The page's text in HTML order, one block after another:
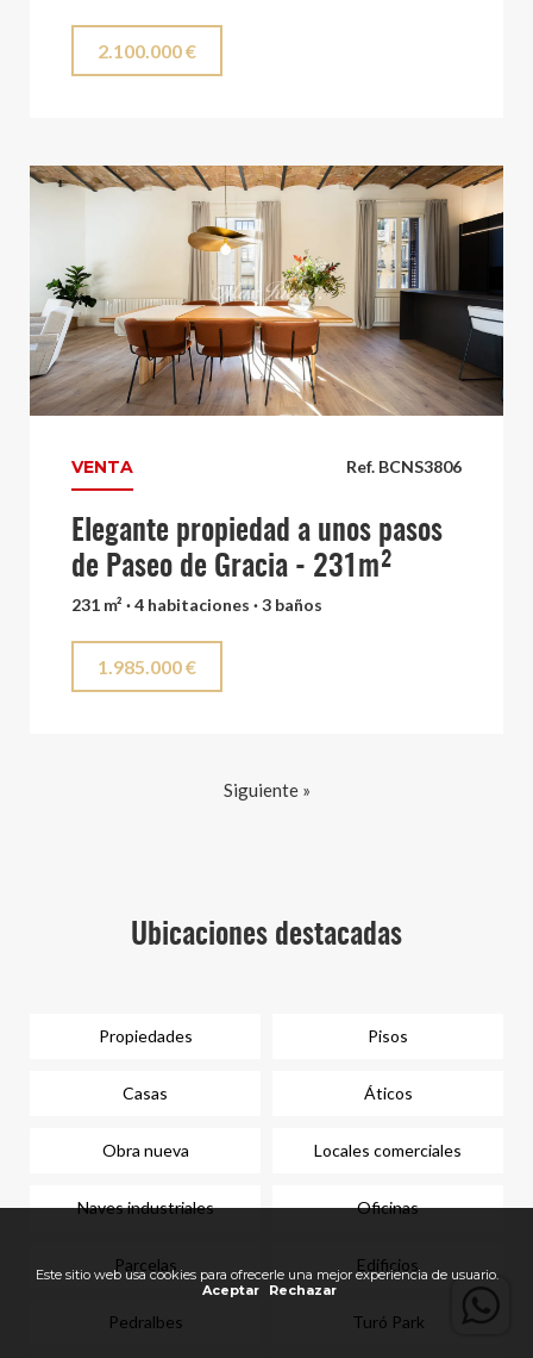
2.100.000 €
Ref. BCNS3806
VENTA
Elegante propiedad a unos pasos
de Paseo de Gracia - 231m²
231 m² · 4 habitaciones · 3 baños
1.985.000 €
Siguiente »
Ubicaciones destacadas
Propiedades Pisos
Casas Áticos
Obra nueva Locales comerciales
Naves industriales Oficinas
Parcelas Edificios
Pedralbes Turó Park
Este sitio web usa cookies para ofrecerle una mejor experiencia de usuario.
Aceptar
Rechazar